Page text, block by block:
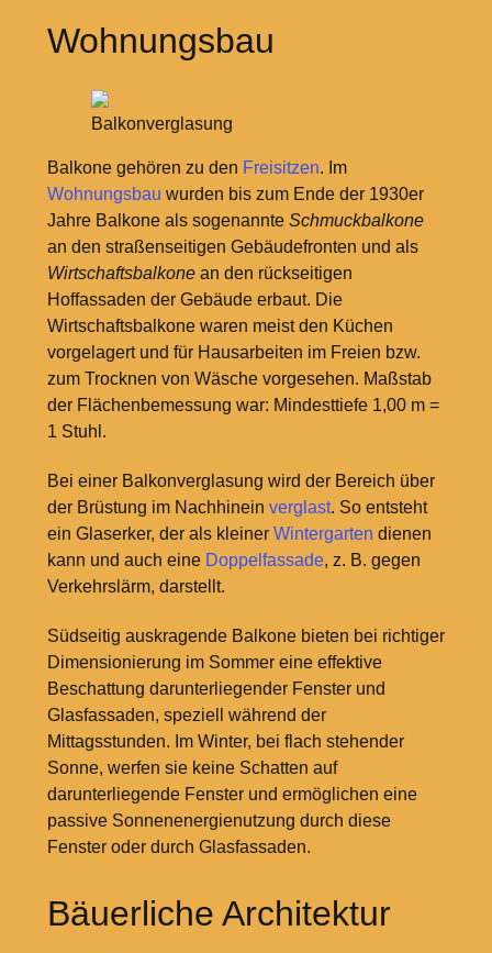
Wohnungsbau
Balkonverglasung
Balkone gehören zu den Freisitzen. Im
Wohnungsbau wurden bis zum Ende der 1930er
Jahre Balkone als sogenannte Schmuckbalkone
an den straßenseitigen Gebäudefronten und als
Wirtschaftsbalkonean den rückseitigen
Hoffassaden der Gebäude erbaut. Die
Wirtschaftsbalkone waren meist den Küchen
vorgelagert und für Hausarbeiten im Freien bzw.
zum Trocknen von Wäsche vorgesehen. Maßstab
der Flächenbemessung war: Mindesttiefe 1,00 m =
1 Stuhl.
Bei einer Balkonverglasung wird der Bereich über
der Brüstung im Nachhinein verglast. So entsteht
ein Glaserker, der als kleiner Wintergarten dienen
kann und auch eine Doppelfassade, z. B. gegen
Verkehrslärm, darstellt.
Südseitig auskragende Balkone bieten bei richtiger
Dimensionierung im Sommer eine effektive
Beschattung darunterliegender Fenster und
Glasfassaden, speziell während der
Mittagsstunden. Im Winter, bei flach stehender
Sonne, werfen sie keine Schatten auf
darunterliegende Fenster und ermöglichen eine
passive Sonnenenergienutzung durch diese
Fenster oder durch Glasfassaden.
Bäuerliche Architektur